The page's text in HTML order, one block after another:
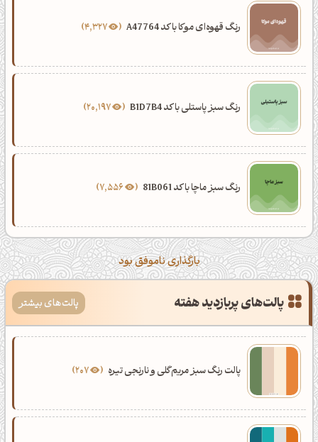
رنگ قهوه‌ای موکا با کد A47764 4,327
رنگ سبز پاستلی با کد B1D7B4 20,197
رنگ سبز ماچا با کد 81B061
بارگذاری ناموفق بود
پالت‌های پربازدید هفته پالت‌های بیشتر
پالت رنگ سبز مریم‌گلی و نارنجی تیره 207